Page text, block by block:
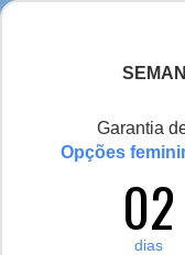
Garantia
Opções
02
dias
Vídeo
Acessórios
Avaliações